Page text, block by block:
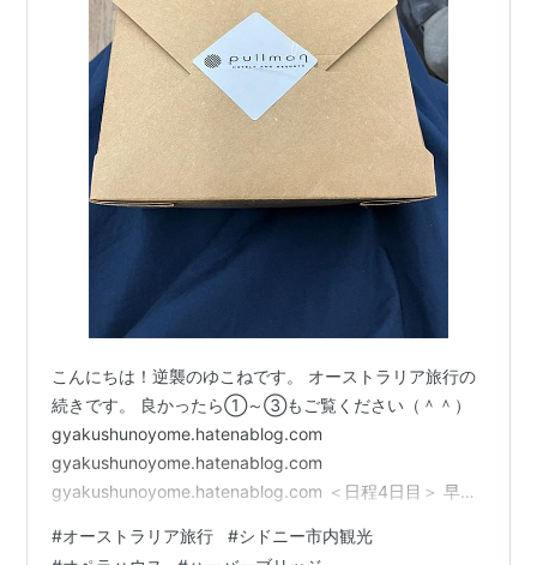
こんにちは！逆襲のゆこねです。 オーストラリア旅行の
続きです。 良かったら①～③もご覧ください（＾＾）
gyakushunoyome.hatenablog.com
gyakushunoyome.hatenablog.com
gyakushunoyome.hatenablog.com ＜日程4日目＞ 早
から各部屋にAM4：00、 ホテルにモーニングコールをお
#オーストラリア旅行 #シドニー市内観光